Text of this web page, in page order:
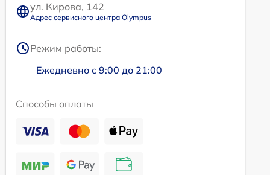
ул. Кирова, 142
Адрес сервисного центра Olympus
Режим работы:
Ежедневно с 9:00 до 21:00
Способы оплаты